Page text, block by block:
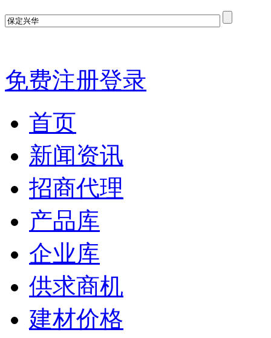
免费注册登录
首页
新闻资讯
招商代理
产品库
企业库
供求商机
建材价格